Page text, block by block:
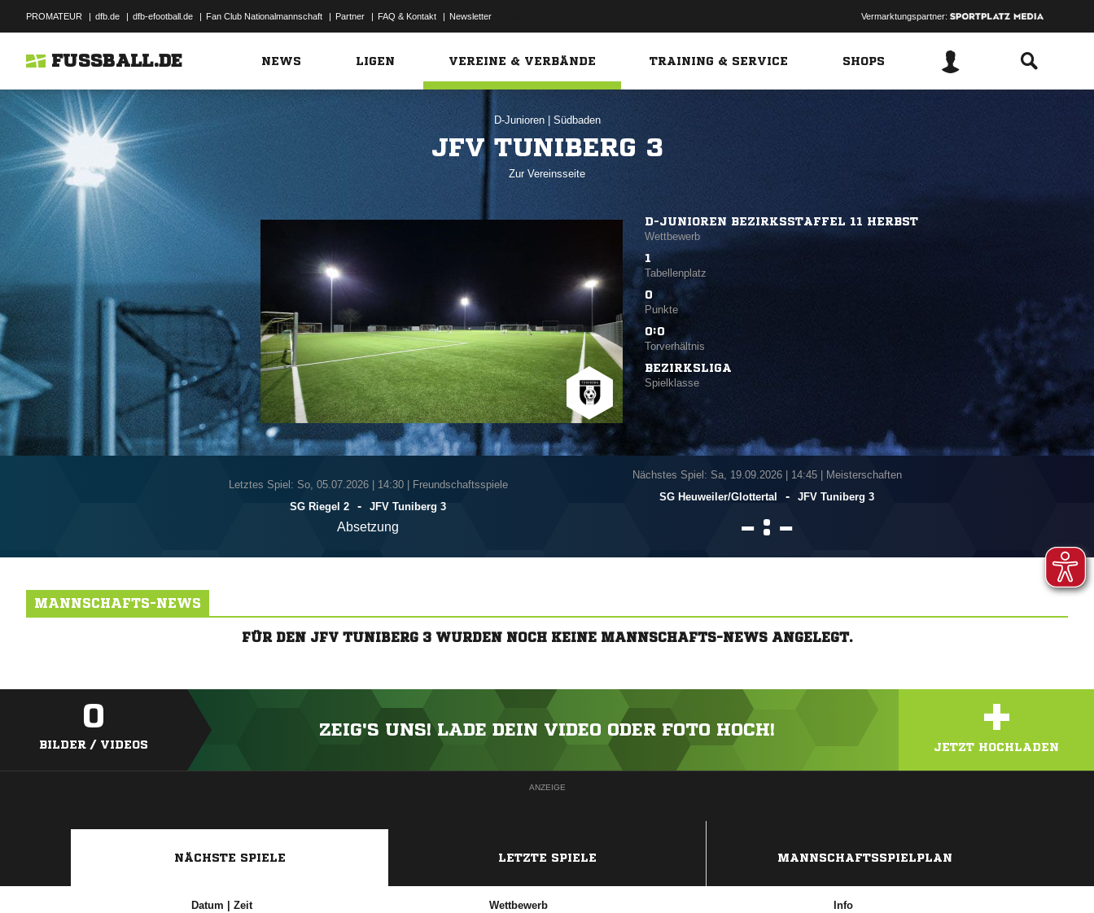
PROMATEUR | dfb.de | dfb-efootball.de | Fan Club Nationalmannschaft | Partner | FAQ & Kontakt | Newsletter Vermarktungspartner:
FUSSBALL.DE NEWS LIGEN VEREINE & VERBÄNDE TRAINING & SERVICE SHOPS
D-Junioren Südbaden
JFV TUNIBERG 3
Zur Vereinsseite
D-JUNIOREN BEZIRKSSTAFFEL 11 HERBST
Wettbewerb
1
Tabellenplatz
0
Punkte
0:0
Torverhältnis
BEZIRKSLIGA
Spielklasse
Letztes Spiel: So, 05.07.2026| 14:30 | Freundschaftsspiele
SG Riegel 2
- JFV Tuniberg 3
Absetzung
Nächstes Spiel: Sa, 19.09.2026| 14:45 | Meisterschaften
SG Heuweiler/​Glottertal
- JFV Tuniberg 3
 : 
MANNSCHAFTS-NEWS
FÜR DEN JFV TUNIBERG 3 WURDEN NOCH KEINE MANNSCHAFTS-NEWS ANGELEGT.
0
BILDER / VIDEOS
ZEIG'S UNS! LADE DEIN VIDEO ODER FOTO HOCH! +
JETZT HOCHLADEN
ANZEIGE
NÄCHSTE SPIELE LETZTE SPIELE MANNSCHAFTSSPIELPLAN
Datum | Zeit Wettbewerb Info